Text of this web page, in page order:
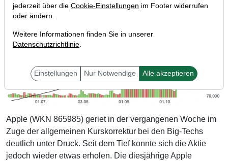
Apple (WKN 865985) geriet in der vergangenen Woche im
Zuge der allgemeinen Kurskorrektur bei den Big-Techs
deutlich unter Druck. Seit dem Tief konnte sich die Aktie
jedoch wieder etwas erholen. Die diesjährige Apple
jederzeit über die Cookie-Einstellungen im Footer widerrufen
oder ändern.
Weitere Informationen finden Sie in unserer
Datenschutzrichtlinie.
Einstellungen Nur Notwendige Alle akzeptieren